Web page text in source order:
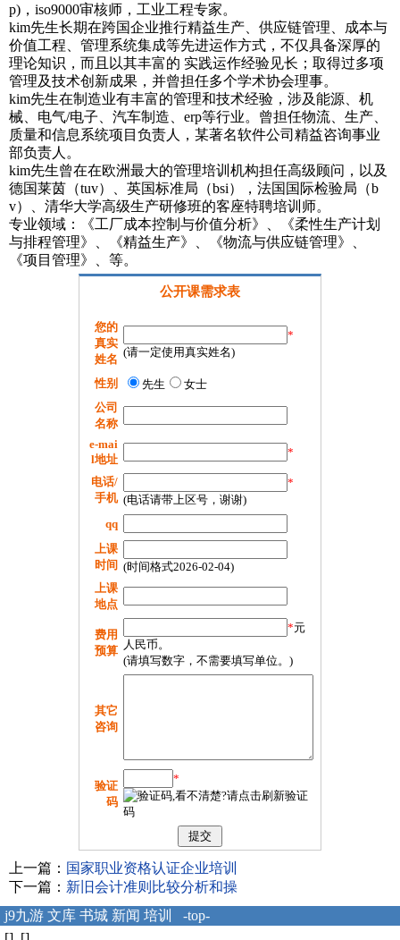
p)，iso9000审核师，工业工程专家。
kim先生长期在跨国企业推行精益生产、供应链管理、成本与
价值工程、管理系统集成等先进运作方式，不仅具备深厚的
理论知识，而且以其丰富的 实践运作经验见长；取得过多项
管理及技术创新成果，并曾担任多个学术协会理事。
kim先生在制造业有丰富的管理和技术经验，涉及能源、机
械、电气/电子、汽车制造、erp等行业。曾担任物流、生产、
质量和信息系统项目负责人，某著名软件公司精益咨询事业
部负责人。
kim先生曾在在欧洲最大的管理培训机构担任高级顾问，以及
德国莱茵（tuv）、英国标准局（bsi），法国国际检验局（b
v）、清华大学高级生产研修班的客座特聘培训师。
专业领域：《工厂成本控制与价值分析》、《柔性生产计划
与排程管理》、《精益生产》、《物流与供应链管理》、
《项目管理》、等。
公开课需求表
您的
真实
姓名
*
(请一定使用真实姓名)
性别 先生
女士
公司
名称
e-mai
l地址
*
电话/
手机
*
(电话请带上区号，谢谢)
qq
上课
时间 (时间格式2026-02-04)
上课
地点
费用
预算
*元
人民币。
(请填写数字，不需要填写单位。)
其它
咨询
验证
码
*
上一篇： 国家职业资格认证企业培训
下一篇： 新旧会计准则比较分析和操
j9九游 文库 书城 新闻 培训
-top-